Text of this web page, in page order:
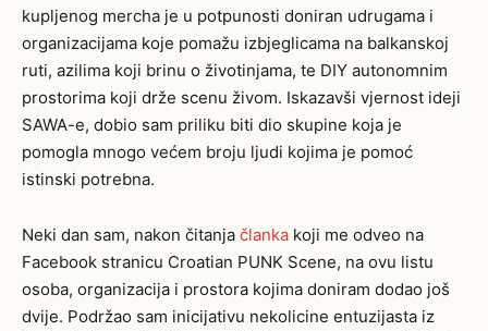
kupljenog mercha je u potpunosti doniran udrugama i
organizacijama koje pomažu izbjeglicama na balkanskoj
ruti, azilima koji brinu o životinjama, te DIY autonomnim
prostorima koji drže scenu živom. Iskazavši vjernost ideji
SAWA-e, dobio sam priliku biti dio skupine koja je
pomogla mnogo većem broju ljudi kojima je pomoć
istinski potrebna.
Neki dan sam, nakon čitanja članka koji me odveo na
Facebook stranicu Croatian PUNK Scene, na ovu listu
osoba, organizacija i prostora kojima doniram dodao još
dvije. Podržao sam inicijativu nekolicine entuzijasta iz